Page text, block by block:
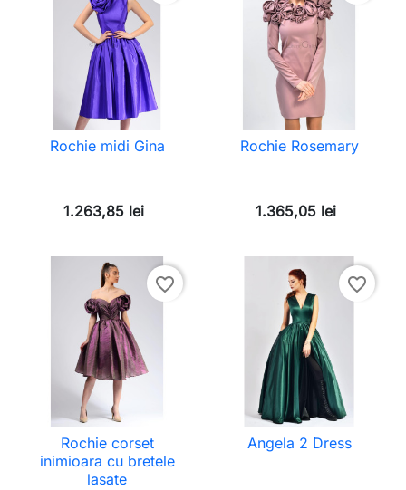
Rochie midi Gina
1.263,85 lei
Rochie Rosemary
1.365,05 lei
favorite_border
Rochie corset
inimioara cu bretele
lasate
favorite_border
Angela 2 Dress